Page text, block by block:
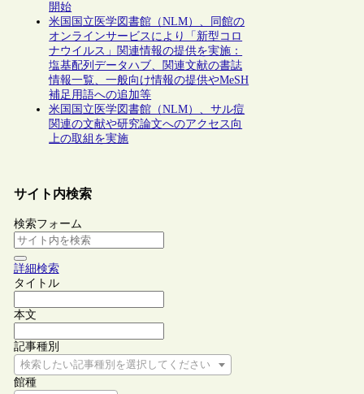
開始
米国国立医学図書館（NLM）、同館の
オンラインサービスにより「新型コロ
ナウイルス」関連情報の提供を実施：
塩基配列データハブ、関連文献の書誌
情報一覧、一般向け情報の提供やMeSH
補足用語への追加等
米国国立医学図書館（NLM）、サル痘
関連の文献や研究論文へのアクセス向
上の取組を実施
サイト内検索
検索フォーム
詳細検索
タイトル
本文
記事種別
検索したい記事種別を選択してください
館種